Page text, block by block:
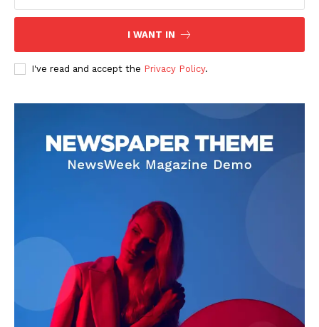
I WANT IN
I've read and accept the Privacy Policy.